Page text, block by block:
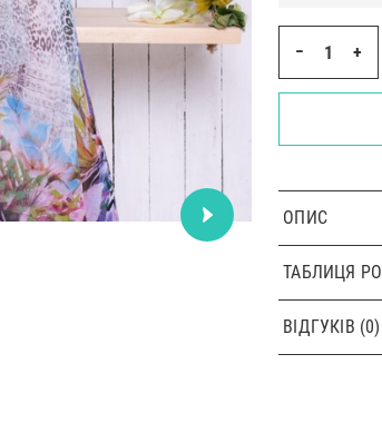
− +
ОПИС
ТАБЛИЦЯ
ВІДГУКІВ (0)